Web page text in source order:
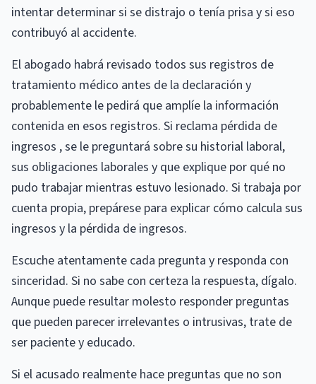
intentar determinar si se distrajo o tenía prisa y si eso
contribuyó al accidente.
El abogado habrá revisado todos sus registros de
tratamiento médico antes de la declaración y
probablemente le pedirá que amplíe la información
contenida en esos registros. Si reclama pérdida de
ingresos , se le preguntará sobre su historial laboral,
sus obligaciones laborales y que explique por qué no
pudo trabajar mientras estuvo lesionado. Si trabaja por
cuenta propia, prepárese para explicar cómo calcula sus
ingresos y la pérdida de ingresos.
Escuche atentamente cada pregunta y responda con
sinceridad. Si no sabe con certeza la respuesta, dígalo.
Aunque puede resultar molesto responder preguntas
que pueden parecer irrelevantes o intrusivas, trate de
ser paciente y educado.
Si el acusado realmente hace preguntas que no son